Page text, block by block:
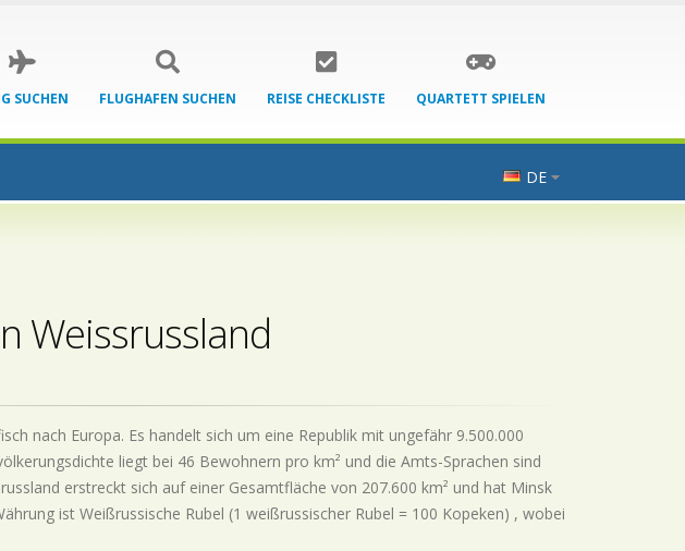
SUCHEN FLUGHAFEN SUCHEN REISE CHECKLISTE QUARTETT SPIELEN
DE
Weissrussland
nach Europa. Es handelt sich um eine Republik mit ungefähr 9.500.000
liegt bei 46 Bewohnern pro km² und die Amts-Sprachen sind
erstreckt sich auf einer Gesamtfläche von 207.600 km² und hat Minsk
ist Weißrussische Rubel (1 weißrussischer Rubel = 100 Kopeken) , wobei